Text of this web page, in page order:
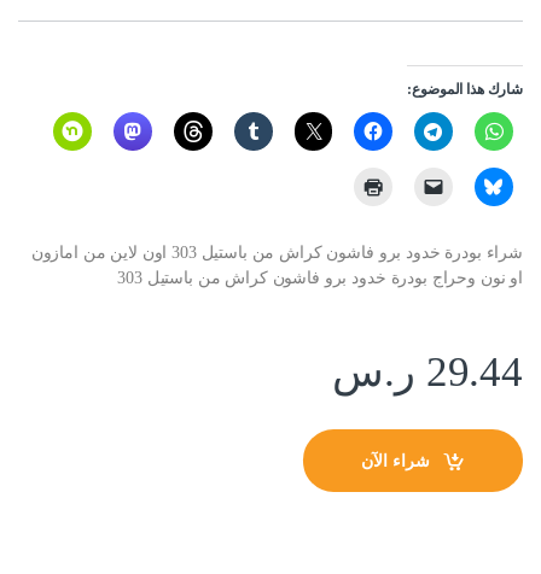
شارك هذا الموضوع:
شراء بودرة خدود برو فاشون كراش من باستيل 303 اون لاين من امازون
او نون وحراج بودرة خدود برو فاشون كراش من باستيل 303
29.44 ر.س
شراء الآن